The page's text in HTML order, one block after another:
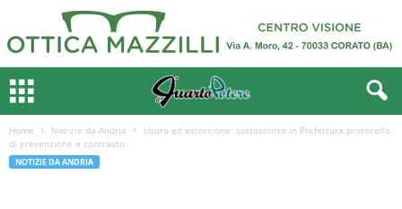
Home Notizie da Andria
Usura ed estorsione: sottoscritto in Prefettura protocollo
di prevenzione e contrasto
NOTIZIE DA ANDRIA